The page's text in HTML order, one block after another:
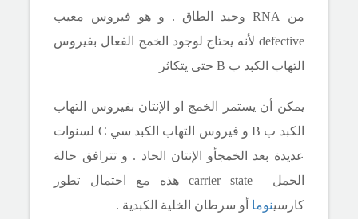
من
RNA وحيد الطاق . و هو فيروس معيب
defective لأنه يحتاج لوجود الخمج الفعال بفيروس
التهاب الكبد ب B حتى يتكاثر
يمكن أن يستمر الخمج او الإنتان بفيروس التهاب
الكبد ب Bو فيروس التهاب الكبد سي C لسنوات
عديدة بعد الخمجأو الإنتان الحاد . و تترافق حالة
الحمل carrier state
هذه مع احتمال تطور
كارسينوما أو سرطان الخلية الكبدية .